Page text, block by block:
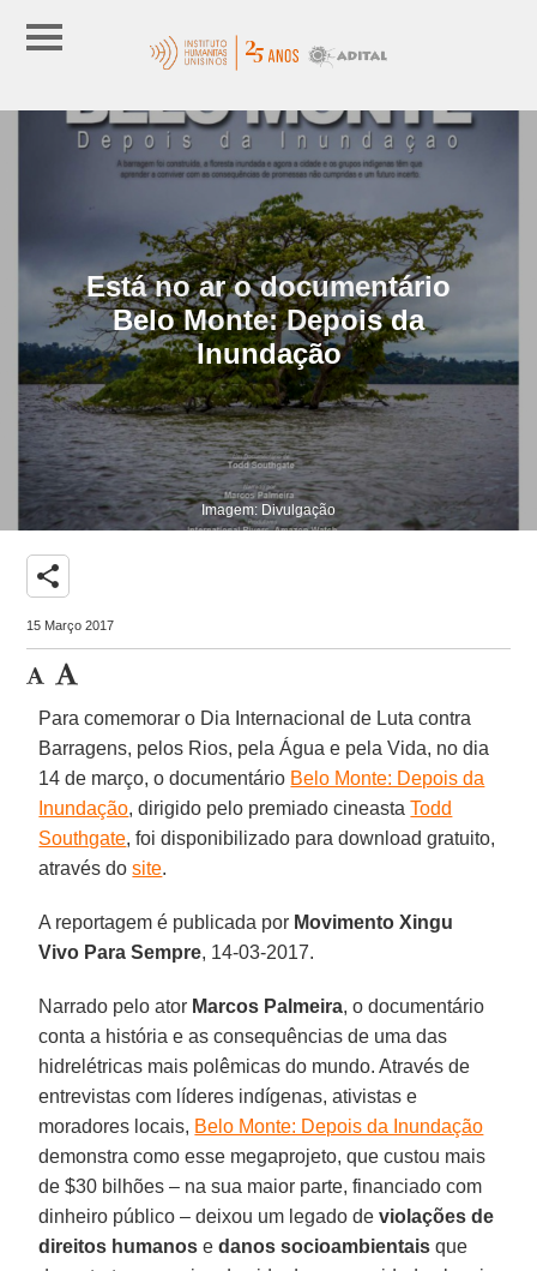
Está no ar o documentário
Belo Monte: Depois da
Inundação
Imagem: Divulgação
share
15 Março 2017
Para comemorar o Dia Internacional de Luta contra
Barragens, pelos Rios, pela Água e pela Vida, no dia
14 de março, o documentário Belo Monte: Depois da
Inundação, dirigido pelo premiado cineastaTodd
Southgate, foi disponibilizado para download gratuito,
através dosite.
A reportagem é publicada por Movimento Xingu
Vivo Para Sempre, 14-03-2017.
Narrado pelo ator Marcos Palmeira, o documentário
conta a história e as consequências de uma das
hidrelétricas mais polêmicas do mundo. Através de
entrevistas com líderes indígenas, ativistas e
moradores locais, Belo Monte: Depois da Inundação
demonstra como esse megaprojeto, que custou mais
de $30 bilhões – na sua maior parte, financiado com
dinheiro público – deixou um legado deviolações de
direitos humanos edanos socioambientais que